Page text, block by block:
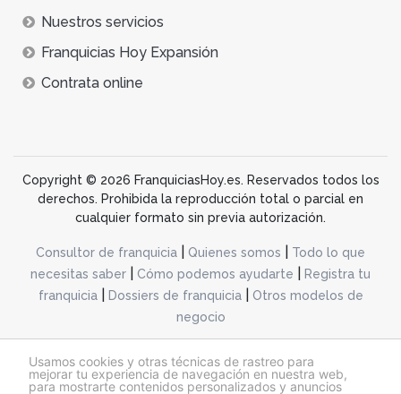
Usamos cookies y otras técnicas de rastreo para
mejorar tu experiencia de navegación en nuestra web,
para mostrarte contenidos personalizados y anuncios
Nuestros servicios
Franquicias Hoy Expansión
Contrata online
Copyright © 2026 FranquiciasHoy.es. Reservados todos los
derechos. Prohibida la reproducción total o parcial en
cualquier formato sin previa autorización.
Consultor de franquicia Quienes somos
Todo lo que
necesitas saber
Cómo podemos ayudarte
Registra tu
franquicia| Dossiers de franquicia|
Otros modelos de
negocio